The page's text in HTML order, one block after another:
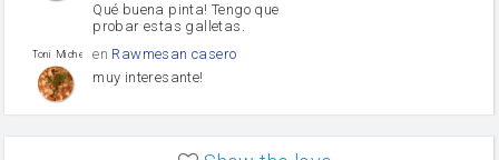
Qué buena pinta! Tengo que
probar estas galletas.
Toni Michel Caubet
en Rawmesan casero
muy interesante!
enLasaña casera fácil y